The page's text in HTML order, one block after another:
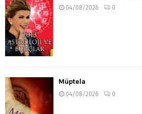
04/08/2026 0
Müptela
04/08/2026 0